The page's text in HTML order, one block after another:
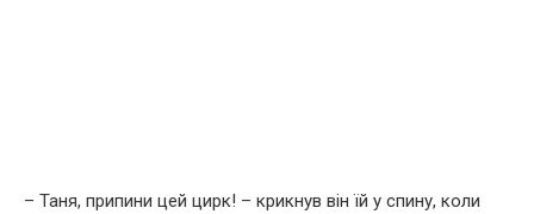
– Таня, припини цей цирк! – крикнув він їй у спину, коли